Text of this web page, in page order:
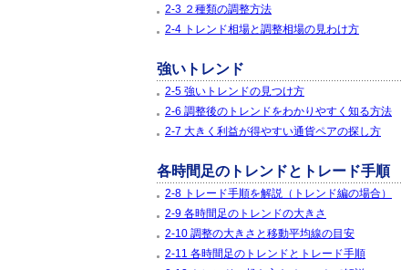
2-3 ２種類の調整方法
2-4 トレンド相場と調整相場の見わけ方
強いトレンド
2-5 強いトレンドの見つけ方
2-6 調整後のトレンドをわかりやすく知る方法
2-7 大きく利益が得やすい通貨ペアの探し方
各時間足のトレンドとトレード手順
2-8 トレード手順を解説（トレンド編の場合）
2-9 各時間足のトレンドの大きさ
2-10 調整の大きさと移動平均線の目安
2-11 各時間足のトレンドとトレード手順